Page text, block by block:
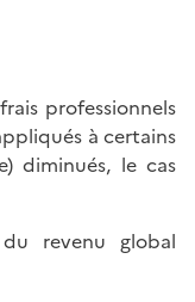
professionnels
à certains
diminués, le cas
revenu global